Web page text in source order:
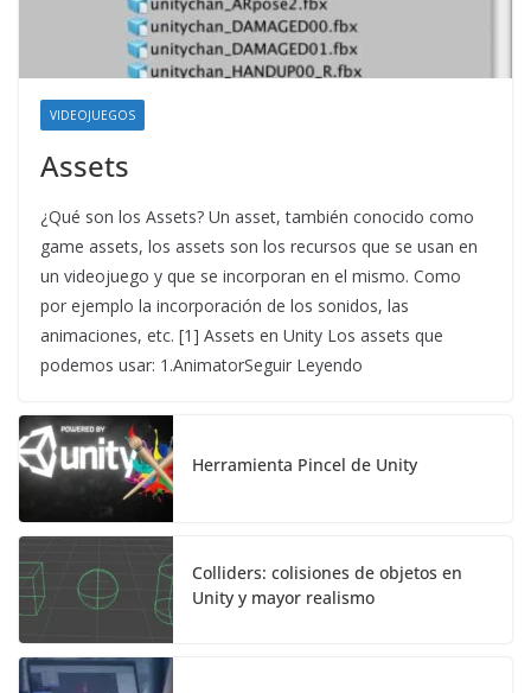
VIDEOJUEGOS
Assets
¿Qué son los Assets? Un asset, también conocido como
game assets, los assets son los recursos que se usan en
un videojuego y que se incorporan en el mismo. Como
por ejemplo la incorporación de los sonidos, las
animaciones, etc. [1] Assets en Unity Los assets que
podemos usar: 1.AnimatorSeguir Leyendo
Herramienta Pincel de Unity
Colliders: colisiones de objetos en
Unity y mayor realismo